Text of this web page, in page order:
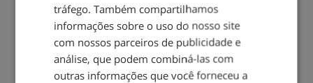
tráfego. Também compartilhamos
informações sobre o uso do nosso site
com nossos parceiros de publicidade e
análise, que podem combiná-las com
outras informações que você forneceu a